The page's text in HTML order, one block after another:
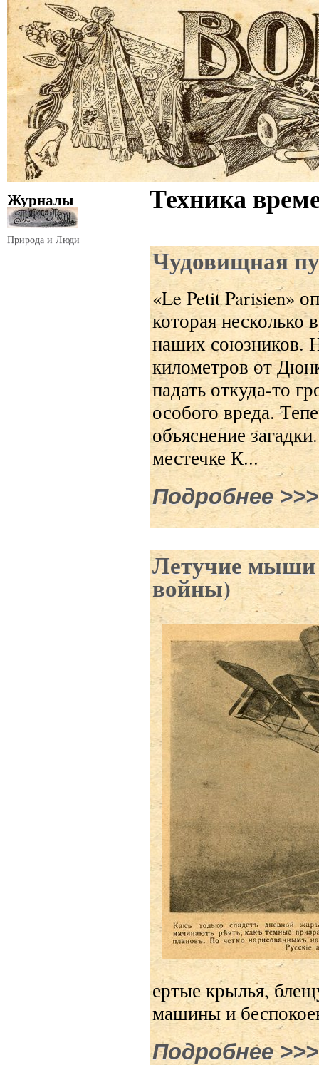
Техника
Чудовищная
«Le Petit Parisien»
которая несколько
наших союзников.
километров от
падать откуда-то
особого вреда.
объяснение
местечке К...
Подробнеео
Летучие мыши
войны)
ертые крылья,
машины и
Подробнеео
Журналы
Природа и Люди